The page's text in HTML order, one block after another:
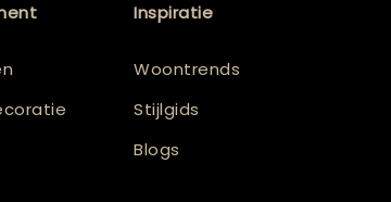
Inspiratie
Woontrends
Stijlgids
Blogs